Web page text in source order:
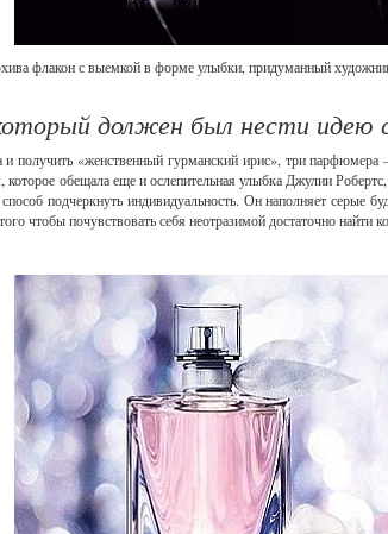
флакон с выемкой в форме улыбки, придуманный
должен был нести идею
получить «женственный гурманский ирис», три
которое обещала еще и ослепительная улыбка Джулии
подчеркнуть индивидуальность. Он наполняет серые
чтобы почувствовать себя неотразимой достаточно